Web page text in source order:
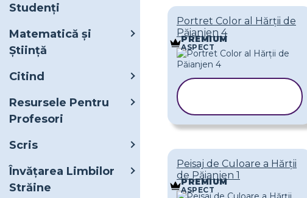
Studenți
Matematică și
Știință
Citind
Resursele Pentru
Profesori
Scris
Învățarea Limbilor
Străine
Portret Color al Hărții de
Păianjen 4
PREMIUM
ASPECT
Peisaj de Culoare a Hărții
de Păianjen 1
PREMIUM
ASPECT